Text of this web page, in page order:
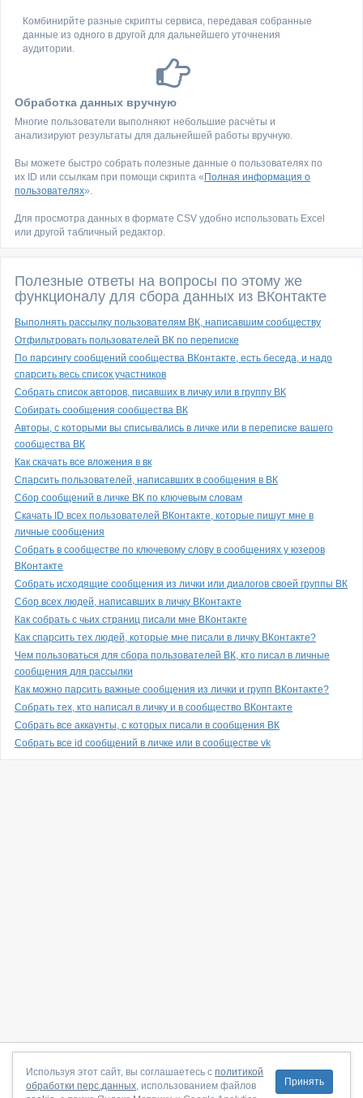
Комбинирйте разные скрипты сервиса, передавая собранные
данные из одного в другой для дальнейшего уточнения
аудитории.
Обработка данных вручную
Многие пользователи выполняют небольшие расчёты и
анализируют результаты для дальнейшей работы вручную.
Вы можете быстро собрать полезные данные о пользователях по
их ID или ссылкам при помощи скрипта « Полная информация о
пользователях».
Для просмотра данных в формате CSV удобно использовать Excel
или другой табличный редактор.
Полезные ответы на вопросы по этому же
функционалу для сбора данных из ВКонтакте
Выполнять рассылку пользователям ВК, написавшим сообществу
Отфильтровать пользователей ВК по переписке
По парсингу сообщений сообщества ВКонтакте, есть беседа, и надо
спарсить весь список участников
Собрать список авторов, писавших в личку или в группу ВК
Собирать сообщения сообщества ВК
Авторы, с которыми вы списывались в личке или в переписке вашего
сообщества ВК
Как скачать все вложения в вк
Спарсить пользователей, написавших в сообщения в ВК
Сбор сообщений в личке ВК по ключевым словам
Скачать ID всех пользователей ВКонтакте, которые пишут мне в
личные сообщения
Собрать в сообществе по ключевому слову в сообщениях у юзеров
ВКонтакте
Собрать исходящие сообщения из лички или диалогов своей группы ВК
Сбор всех людей, написавших в личку ВКонтакте
Как собрать с чьих страниц писали мне ВКонтакте
Как спарсить тех людей, которые мне писали в личку ВКонтакте?
Чем пользоваться для сбора пользователей ВК, кто писал в личные
сообщения для рассылки
Как можно парсить важные сообщения из лички и групп ВКонтакте?
Собрать тех, кто написал в личку и в сообщество ВКонтакте
Собрать все аккаунты, с которых писали в сообщения ВК
Собрать все id сообщений в личке или в сообществе vk
О сайте|С чего начать|Контакты|Партнёрская программа
Договор-оферта|Политика конфиденциальности
Принять
Используя этот сайт, вы соглашаетесь с политикой
обработки перс.данных, использованием файлов